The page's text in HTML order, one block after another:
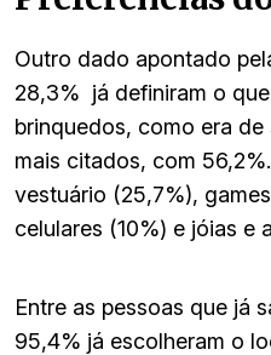
Outro dado apontado
28,3% já definiram o
brinquedos, como era
mais citados, com
vestuário (25,7%),
celulares (10%) e jóias e
Entre as pessoas que já
95,4% já escolheram o